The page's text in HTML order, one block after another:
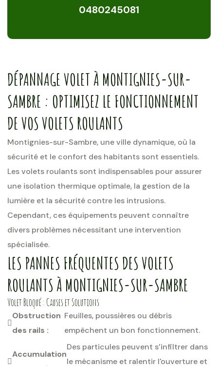
0480245081
DÉPANNAGE VOLET À MONTIGNIES-SUR-
SAMBRE : OPTIMISEZ LE FONCTIONNEMENT
DE VOS VOLETS ROULANTS
Montignies-sur-Sambre, une ville dynamique, où la
sécurité et le confort des habitants sont essentiels.
Les volets roulants sont indispensables pour assurer
une isolation thermique optimale, la gestion de la
lumière et la sécurité contre les intrusions.
Cependant, ces équipements peuvent connaître
divers problèmes nécessitant une intervention
spécialisée.
LES PANNES FRÉQUENTES DES VOLETS
ROULANTS À MONTIGNIES-SUR-SAMBRE
Volet Bloqué : Causes et Solutions
Obstruction
des rails :
Feuilles, poussières ou débris
empêchent un bon fonctionnement.
Accumulation
Des particules peuvent s’infiltrer dans
le mécanisme et ralentir l'ouverture et